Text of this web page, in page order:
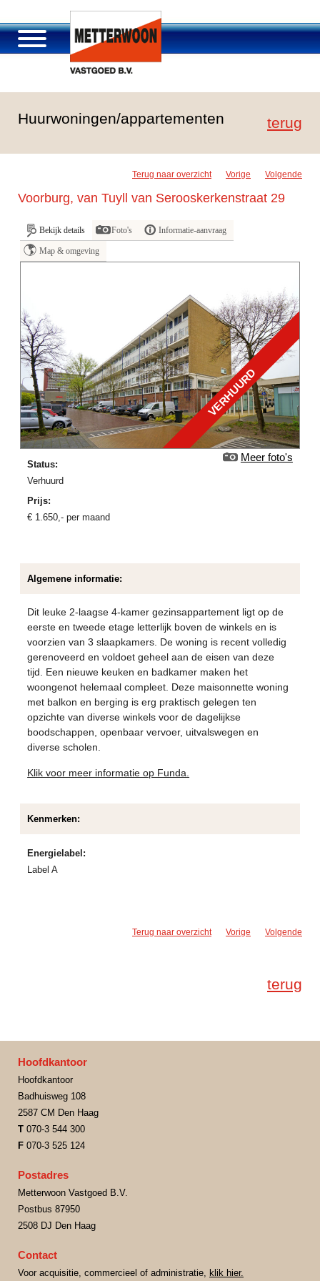
Portfolio
Huurwoningen/appartementen terug
Terug naar overzicht Vorige Volgende
Voorburg, van Tuyll van Serooskerkenstraat 29
Bekijk details Foto's Informatie-aanvraag
Map & omgeving
VERHUURD
Meer foto's
Status:
verhuurd
Prijs:
€ 1.650 ,- per maand
Algemene informatie:
Dit leuke 2-laagse 4-kamer gezinsappartement ligt op de
eerste en tweede etage letterlijk boven de winkels en is
voorzien van 3 slaapkamers. De woning is recent volledig
gerenoveerd en voldoet geheel aan de eisen van deze
tijd. Een nieuwe keuken en badkamer maken het
woongenot helemaal compleet. Deze maisonnette woning
met balkon en berging is erg praktisch gelegen ten
opzichte van diverse winkels voor de dagelijkse
boodschappen, openbaar vervoer, uitvalswegen en
diverse scholen.
Klik voor meer informatie op Funda.
Kenmerken:
Energielabel:
Label A
Terug naar overzicht Vorige Volgende
terug
Hoofdkantoor
Hoofdkantoor
Badhuisweg 108
2587 CM Den Haag
T 070-3 544 300
F 070-3 525 124
Postadres
Metterwoon Vastgoed B.V.
Postbus 87950
2508 DJ Den Haag
Contact
Voor acquisitie, commercieel of administratie, klik hier.